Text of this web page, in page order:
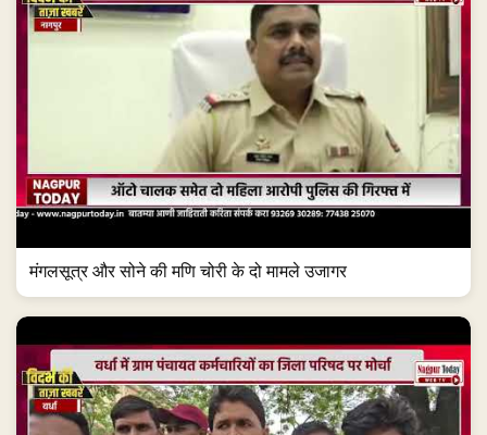
मंगलसूत्र और सोने की मणि चोरी के दो मामले उजागर